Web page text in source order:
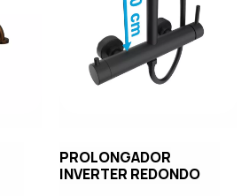
PROLONGADOR
INVERTER REDONDO